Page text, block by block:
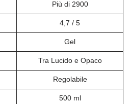
Più di 2900
4,7 / 5
Gel
Tra Lucido e Opaco
Regolabile
500 ml